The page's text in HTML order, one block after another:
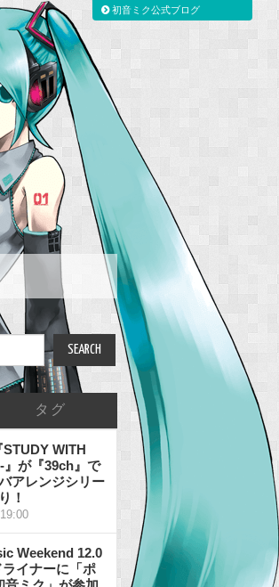
タグ
WITH
が『39ch』で
アレンジシリー
！
Weekend 12.0
イナーに「ポ
初音ミク公式ブログ